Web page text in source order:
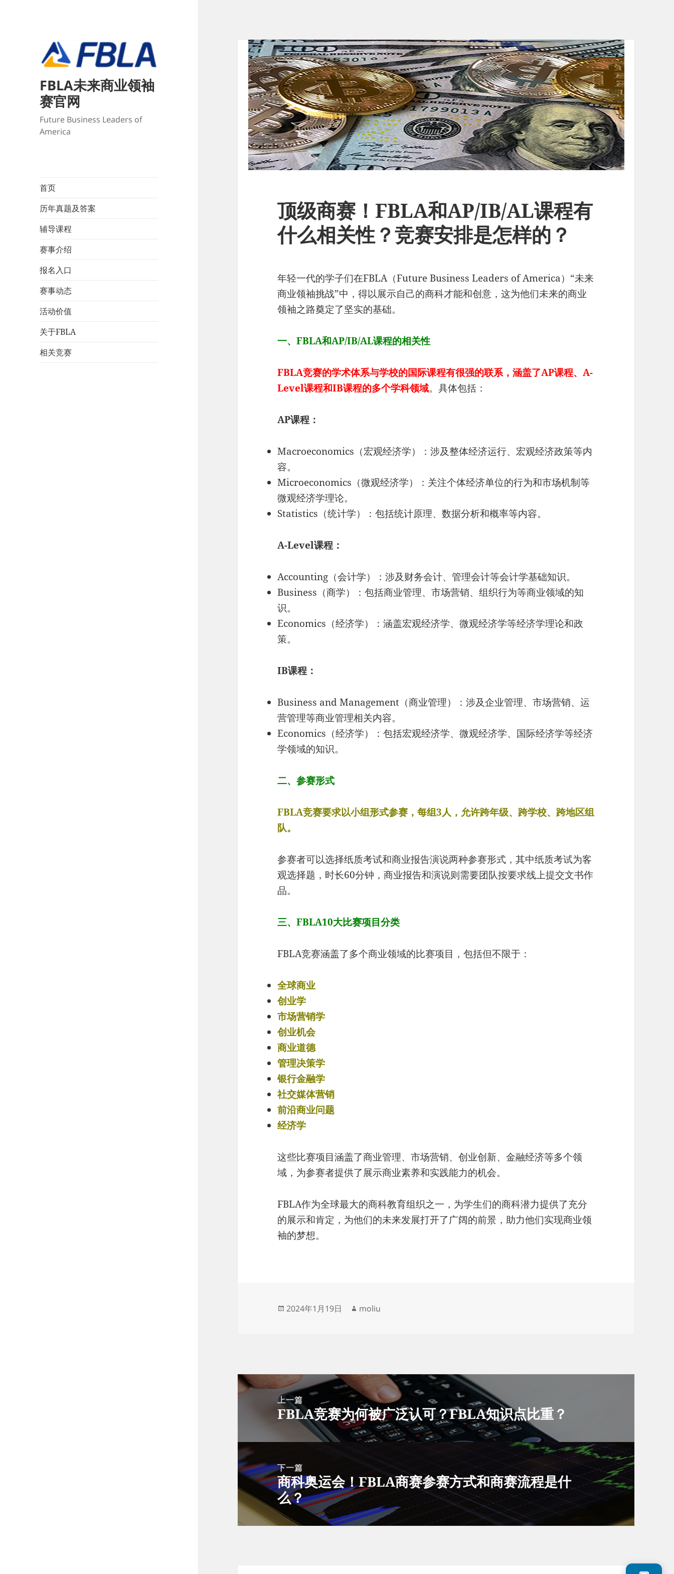
FBLA未来商业领袖
赛官网
Future Business Leaders of
America
首页
历年真题及答案
辅导课程
赛事介绍
报名入口
赛事动态
活动价值
关于FBLA
相关竞赛
顶级商赛！FBLA和AP/IB/AL课程有
什么相关性？竞赛安排是怎样的？
年轻一代的学子们在FBLA（Future Business Leaders of America）“未来
商业领袖挑战”中，得以展示自己的商科才能和创意，这为他们未来的商业
领袖之路奠定了坚实的基础。
一、FBLA和AP/IB/AL课程的相关性
FBLA竞赛的学术体系与学校的国际课程有很强的联系，涵盖了AP课程、A-
Level课程和IB课程的多个学科领域。具体包括：
AP课程：
Macroeconomics（宏观经济学）：涉及整体经济运行、宏观经济政策等内
容。
Microeconomics（微观经济学）：关注个体经济单位的行为和市场机制等
微观经济学理论。
Statistics（统计学）：包括统计原理、数据分析和概率等内容。
A-Level课程：
Accounting（会计学）：涉及财务会计、管理会计等会计学基础知识。
Business（商学）：包括商业管理、市场营销、组织行为等商业领域的知
识。
Economics（经济学）：涵盖宏观经济学、微观经济学等经济学理论和政
策。
IB课程：
Business and Management（商业管理）：涉及企业管理、市场营销、运
营管理等商业管理相关内容。
Economics（经济学）：包括宏观经济学、微观经济学、国际经济学等经济
学领域的知识。
二、参赛形式
FBLA竞赛要求以小组形式参赛，每组3人，允许跨年级、跨学校、跨地区组
队。
参赛者可以选择纸质考试和商业报告演说两种参赛形式，其中纸质考试为客
观选择题，时长60分钟，商业报告和演说则需要团队按要求线上提交文书作
品。
三、FBLA10大比赛项目分类
FBLA竞赛涵盖了多个商业领域的比赛项目，包括但不限于：
全球商业
创业学
市场营销学
创业机会
商业道德
管理决策学
银行金融学
社交媒体营销
前沿商业问题
经济学
这些比赛项目涵盖了商业管理、市场营销、创业创新、金融经济等多个领
域，为参赛者提供了展示商业素养和实践能力的机会。
FBLA作为全球最大的商科教育组织之一，为学生们的商科潜力提供了充分
的展示和肯定，为他们的未来发展打开了广阔的前景，助力他们实现商业领
袖的梦想。
发
2024年1月19日
作
moliu
文
章
上一篇
上
文
FBLA竞赛为何被广泛认可？FBLA知识点比重？
下一篇
下
篇
文
章：
商科奥运会！FBLA商赛参赛方式和商赛流程是什
么？